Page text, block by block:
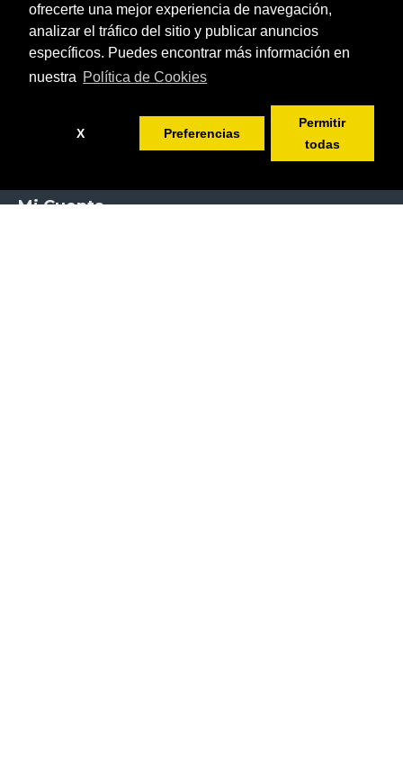
ofrecerte una mejor experiencia de navegación,
analizar el tráfico del sitio y publicar anuncios
específicos. Puedes encontrar más información en
nuestra Política de Cookies
X Preferencias
Permitir
todas
Aviso Legal
Condiciones de Contratación
Información Envíos
Sobre Nosotros
Mi Cuenta